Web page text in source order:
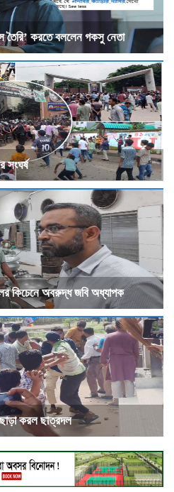
তৈরি’ করতে বললেন গকসু নেতা
সংঘর্ষ
কিচেনে অবরুদ্ধ জবি অধ্যাপক
করল ছাত্রদল